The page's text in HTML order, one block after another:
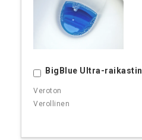
BigBlue Ultra-raikastin
Ostoskoriin